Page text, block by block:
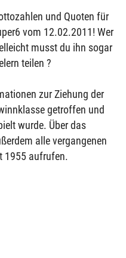
und Quoten für
vom 12.02.2011! Wer
musst du ihn sogar
teilen ?
zur Ziehung der
getroffen und
wurde. Über das
alle vergangenen
1955 aufrufen.